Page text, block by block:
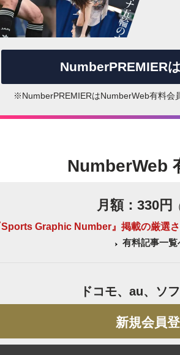
NumberPREMIER
※NumberPREMIERはNumberWeb有料会
NumberWeb
月額：330円
Graphic Number』掲載の厳選
有料記事一覧
ドコモ、au、ソ
新規会員